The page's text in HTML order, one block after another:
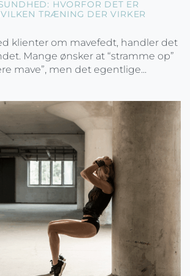
HVORFOR DET ER
TRÆNING DER VIRKER
klienter om mavefedt, handler det
Mange ønsker at “stramme op”
mave”, men det egentlige...